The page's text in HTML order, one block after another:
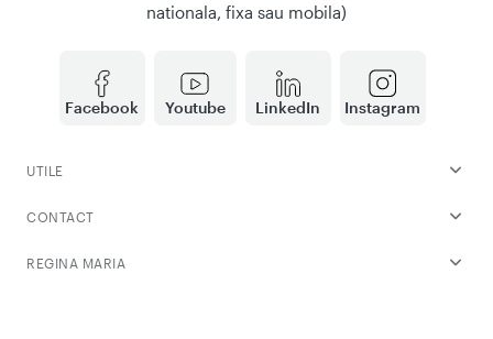
Facebook Youtube LinkedIn Instagram
nationala, fixa sau mobila)
UTILE
CONTACT
REGINA MARIA